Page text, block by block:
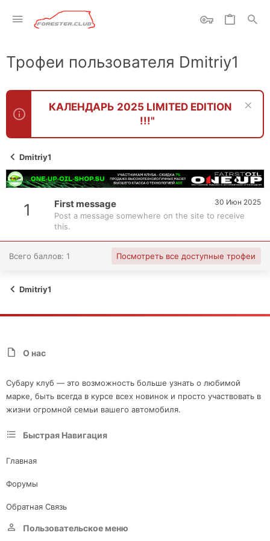
Трофеи пользователя Dmitriy1
КАЛЕНДАРЬ 2025 LIMITED EDITION
!!!"
Dmitriy1
1 30 Июн 2025
First message
Post a message somewhere on the site to receive
this.
Всего баллов: 1 Посмотреть все доступные трофеи
Dmitriy1
О нас
Субару клуб — это возможность больше узнать о любимой
марке, быть всегда в курсе всех новинок и просто участвовать в
жизни огромной семьи вашего автомобиля.
Быстрая Навигация
Главная
Форумы
Обратная Связь
Пользовательское меню